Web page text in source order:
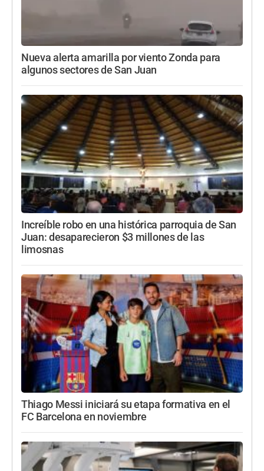
Nueva alerta amarilla por viento Zonda para
algunos sectores de San Juan
Increíble robo en una histórica parroquia de San
Juan: desaparecieron $3 millones de las
limosnas
Thiago Messi iniciará su etapa formativa en el
FC Barcelona en noviembre